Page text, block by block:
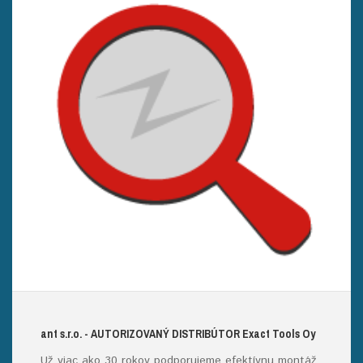
ant s.r.o. - AUTORIZOVANÝ DISTRIBÚTOR Exact Tools Oy